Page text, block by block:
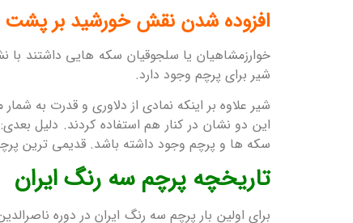
افزوده شدن نقش خورشید بر پشت
خوارزمشاهیان یا سلجوقیان سکه هایی داشتند با
شیر برای پرچم وجود دارد.
شیر علاوه بر اینکه نمادی از دلاوری و قدرت به
این دو نشان در کنار هم استفاده کردند. دلیل
سکه ها و پرچم وجود داشته باشد. قدیمی ترین پرچم
تاریخچه پرچم سه رنگ ایران